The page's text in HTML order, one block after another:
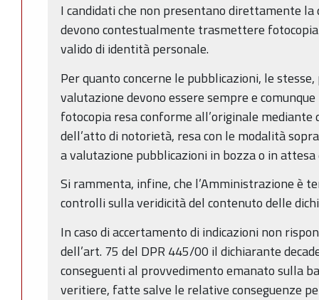
I candidati che non presentano direttamente
devono contestualmente trasmettere
valido di identità personale.
Per quanto concerne le pubblicazioni, le
valutazione devono essere sempre e
fotocopia resa conforme all’originale
dell’atto di notorietà, resa con le modalità
a valutazione pubblicazioni in bozza o in attesa
Si rammenta, infine, che l’Amministrazione è
controlli sulla veridicità del contenuto delle
In caso di accertamento di indicazioni non
dell’art. 75 del DPR 445/00 il dichiarante
conseguenti al provvedimento emanato sulla
veritiere, fatte salve le relative conseguenze